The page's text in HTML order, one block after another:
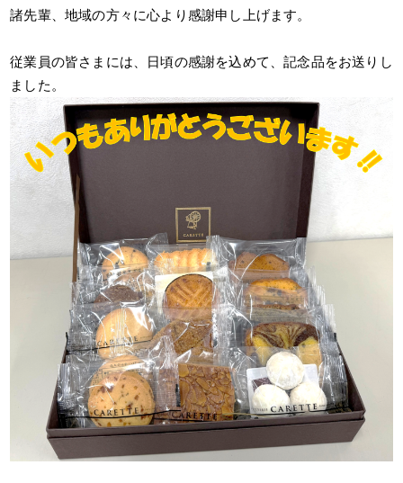
諸先輩、地域の方々に心より感謝申し上げます。
従業員の皆さまには、日頃の感謝を込めて、記念品をお送りし
ました。